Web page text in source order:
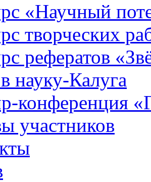
«Научный
творческих
рефератов
науку-Калуга
конференция
участников